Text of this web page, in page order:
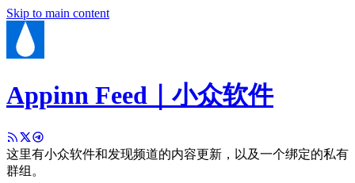
Skip to main content
Appinn Feed｜小众软件
这里有小众软件和发现频道的内容更新，以及一个绑定的私有
群组。